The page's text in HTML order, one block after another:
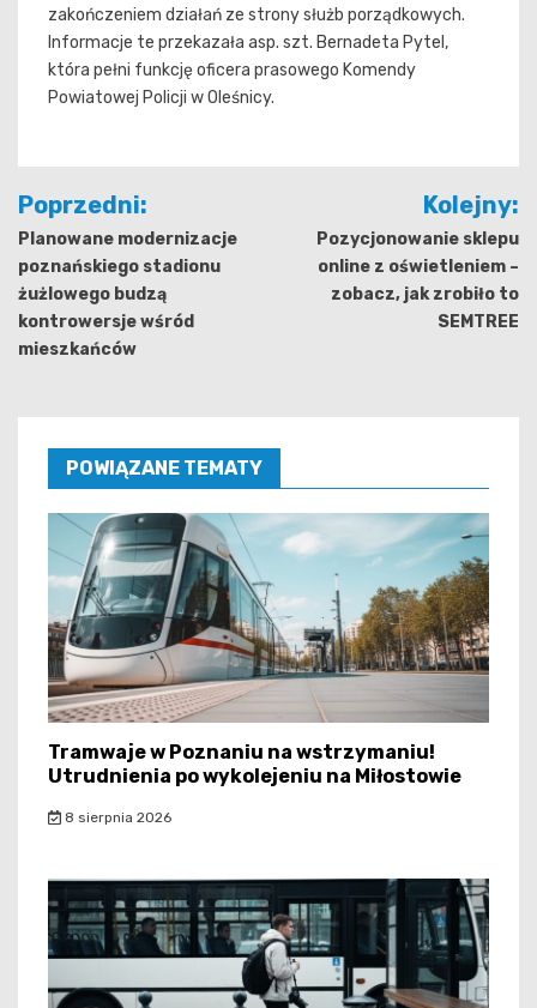
zakończeniem działań ze strony służb porządkowych.
Informacje te przekazała asp. szt. Bernadeta Pytel,
która pełni funkcję oficera prasowego Komendy
Powiatowej Policji w Oleśnicy.
Nawigacja
wpisu
Poprzedni:
Planowane modernizacje
poznańskiego stadionu
żużlowego budzą
kontrowersje wśród
mieszkańców
Kolejny:
Pozycjonowanie sklepu
online z oświetleniem –
zobacz, jak zrobiło to
SEMTREE
POWIĄZANE TEMATY
Tramwaje w Poznaniu na wstrzymaniu!
Utrudnienia po wykolejeniu na Miłostowie
8 sierpnia 2026